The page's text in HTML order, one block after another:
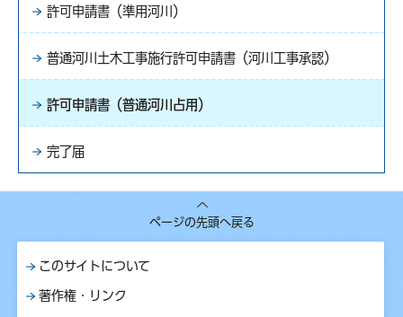
許可申請書（準用河川）
普通河川土木工事施行許可申請書（河川工事承認）
許可申請書（普通河川占用）
完了届
ページの先頭へ戻る
このサイトについて
著作権・リンク